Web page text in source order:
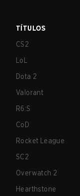
TÍTULOS
CS2
LoL
Dota 2
Valorant
R6:S
CoD
Rocket League
SC2
Overwatch 2
Hearthstone